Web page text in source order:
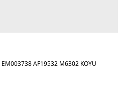
AF19532 M6302 KOYU